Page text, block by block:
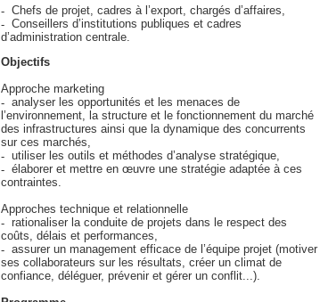
Chefs de projet, cadres à l’export, chargés d’affaires,
Conseillers d’institutions publiques et cadres
d’administration centrale.
Objectifs
Approche marketing
analyser les opportunités et les menaces de
l’environnement, la structure et le fonctionnement du marché
des infrastructures ainsi que la dynamique des concurrents
sur ces marchés,
utiliser les outils et méthodes d’analyse stratégique,
élaborer et mettre en œuvre une stratégie adaptée à ces
contraintes.
Approches technique et relationnelle
rationaliser la conduite de projets dans le respect des
coûts, délais et performances,
assurer un management efficace de l’équipe projet (motiver
ses collaborateurs sur les résultats, créer un climat de
confiance, déléguer, prévenir et gérer un conflit...).